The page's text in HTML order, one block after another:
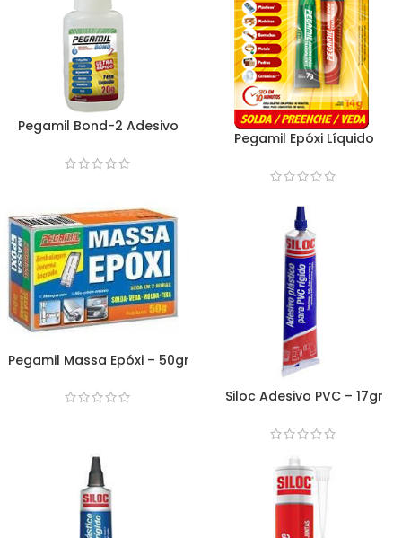
Pegamil Bond-2 Adesivo
Pegamil Epóxi Líquido
Pegamil Massa Epóxi – 50gr
Siloc Adesivo PVC – 17gr